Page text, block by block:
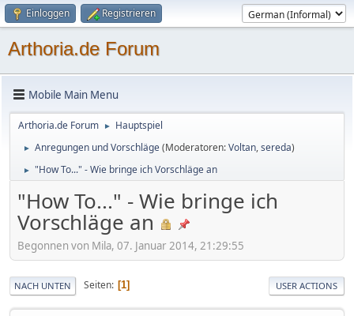
Einloggen Registrieren
Arthoria.de Forum
Mobile Main Menu
Arthoria.de Forum ► Hauptspiel
► Anregungen und Vorschläge(Moderatoren:Voltan,sereda)
► "How To..." - Wie bringe ich Vorschläge an
"How To..." - Wie bringe ich
Vorschläge an
Begonnen von Mila, 07. Januar 2014, 21:29:55
NACH UNTEN Seiten 1 USER ACTIONS